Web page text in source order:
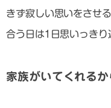
きず寂しい思いをさせ
合う日は1日思いっきり
家族がいてくれるか